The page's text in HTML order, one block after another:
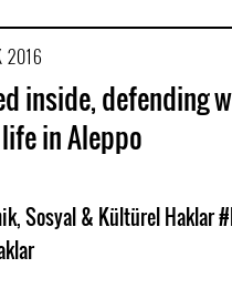
2016
inside, defending
in Aleppo
Sosyal & Kültürel Haklar